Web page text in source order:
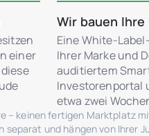
einer
Wir bauen
Eine White-
Ihrer Marke und
auditiertem
Investorenportal
etwa zwei
– keinen fertigen Marktplatz
separat und hängen von Ihrer